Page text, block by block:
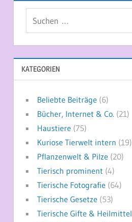
KATEGORIEN
Beliebte Beiträge (6)
Bücher, Internet & Co. (21)
Haustiere (75)
Kuriose Tierwelt intern (19)
Pflanzenwelt & Pilze (20)
Tierisch prominent (4)
Tierische Fotografie (64)
Tierische Gesetze (53)
Tierische Gifte & Heilmittel